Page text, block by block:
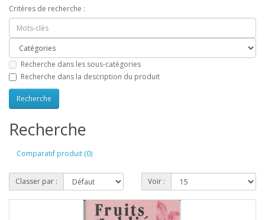
Critères de recherche :
Recherche dans les sous-catégories
Recherche dans la description du produit
Recherche
Comparatif produit (0)
Classer par : Voir :